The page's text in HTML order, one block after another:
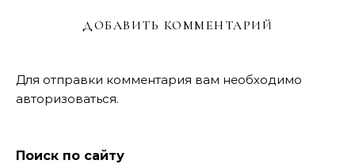
ДОБАВИТЬ КОММЕНТАРИЙ
Для отправки комментария вам необходимо
авторизоваться.
Поиск по сайту